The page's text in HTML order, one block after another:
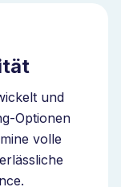
in
Informationen
EU-Besitz,
und
Optionen
volle